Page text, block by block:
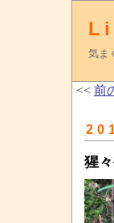
気ま
<< 前
猩